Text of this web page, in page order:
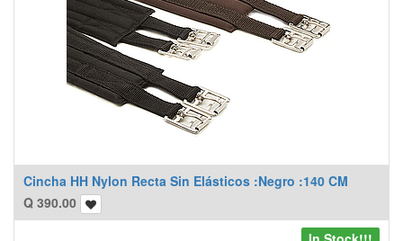
Cincha HH Nylon Recta Sin Elásticos :Negro :140 CM
Q 390.00